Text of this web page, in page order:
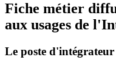
Fiche métier
aux usages de
Le poste d'intégrateur